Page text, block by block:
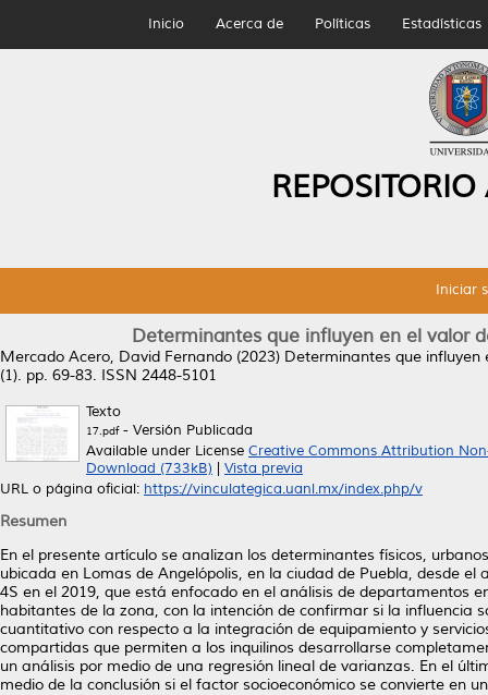
Inicio Acerca de Políticas Estadísticas
Iniciar
Determinantes que influyen en el valor
Mercado Acero, David Fernando (2023) Determinantes que influyen
(1). pp. 69-83. ISSN 2448-5101
Texto
17.pdf- Versión Publicada
Available under License Creative Commons Attribution
Download (733kB)
Vista previa
URL o página oficial: https://vinculategica.uanl.mx/index.php/v
Resumen
En el presente artículo se analizan los determinantes físicos,
ubicada en Lomas de Angelópolis, en la ciudad de Puebla, desde
4S en el 2019, que está enfocado en el análisis de departamentos
habitantes de la zona, con la intención de confirmar si la influencia
cuantitativo con respecto a la integración de equipamiento y
compartidas que permiten a los inquilinos desarrollarse
un análisis por medio de una regresión lineal de varianzas. En el
medio de la conclusión si el factor socioeconómico se convierte en